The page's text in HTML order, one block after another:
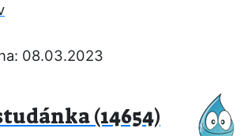
08.03.2023
(14654)